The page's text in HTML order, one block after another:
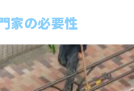
家の必要性